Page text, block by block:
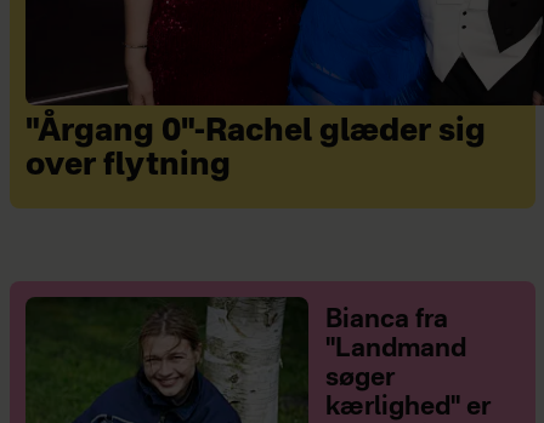
"Årgang 0"-Rachel glæder sig
over flytning
Bianca fra
"Landmand
søger
kærlighed" er